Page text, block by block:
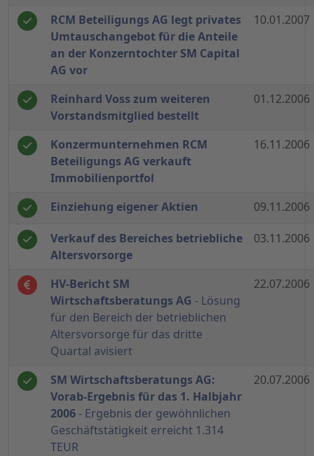
RCM Beteiligungs AG legt privates
Umtauschangebot für die Anteile
an der Konzerntochter SM Capital
AG vor
10.01.2007
Reinhard Voss zum weiteren
Vorstandsmitglied bestellt
01.12.2006
Konzermunternehmen RCM
Beteiligungs AG verkauft
Immobilienportfol
16.11.2006
Einziehung eigener Aktien 09.11.2006
Verkauf des Bereiches betriebliche
Altersvorsorge
03.11.2006
HV-Bericht SM
Wirtschaftsberatungs AG - Lösung
für den Bereich der betrieblichen
Altersvorsorge für das dritte
Quartal avisiert
22.07.2006
SM Wirtschaftsberatungs AG:
Vorab-Ergebnis für das 1. Halbjahr
2006- Ergebnis der gewöhnlichen
Geschäftstätigkeit erreicht 1.314
TEUR
20.07.2006